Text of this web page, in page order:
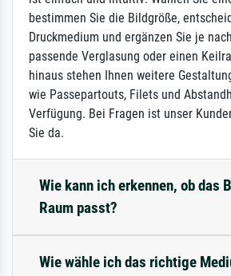
bestimmen Sie die Bildgröße,
Druckmedium und ergänzen Sie je
passende Verglasung oder einen
hinaus stehen Ihnen weitere
wie Passepartouts, Filets und
Verfügung. Bei Fragen ist unser
Sie da.
Wie kann ich erkennen, ob das
Raum passt?
Wie wähle ich das richtige